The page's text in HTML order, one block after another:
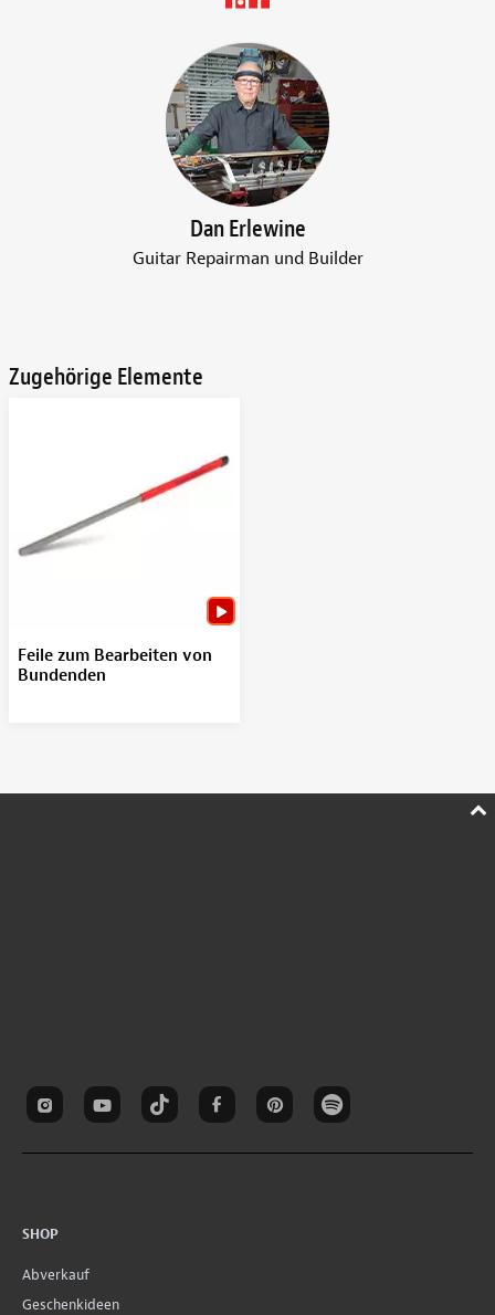
Dan Erlewine
Guitar Repairman und Builder
Zugehörige Elemente
Feile zum Bearbeiten von
Bundenden
SHOP
Abverkauf
Geschenkideen